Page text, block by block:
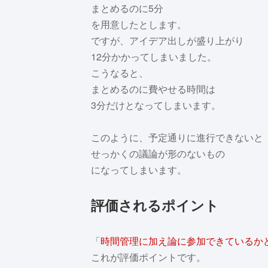
まとめるのに5分
を用意したとします。
ですが、アイデア出しが盛り上がり
12分かかってしまいました。
こうなると、
まとめるのに費やせる時間は
3分だけとなってしまいます。
このように、予定通りに進行できないと
せっかくの議論が形のないもの
になってしまいます。
評価されるポイント
「時間管理に加え論に参加できているか
これが評価ポイントです。